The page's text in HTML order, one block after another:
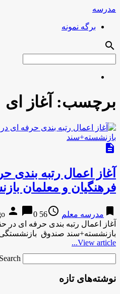
مدرسه
برگه نمونه
search
برچسب: آغاز ای
description
آغاز اعمال رتبه بندی
فرهنگیان و معلمان
bookmark مدرسه معلم access_time
56 years ago
person chat_bubble0
آغاز اعمال رتبه بندی حرفه ای در
بازنشسته+سند صندوق بازنشستگی کشوری
View article...
Search …
نوشته‌های تازه